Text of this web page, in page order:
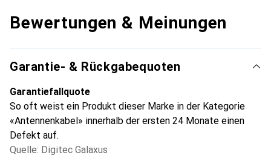
Bewertungen & Meinungen
Garantie- & Rückgabequoten
Garantiefallquote
So oft weist ein Produkt dieser Marke in der Kategorie
«Antennenkabel» innerhalb der ersten 24 Monate einen
Defekt auf.
Quelle: Digitec Galaxus